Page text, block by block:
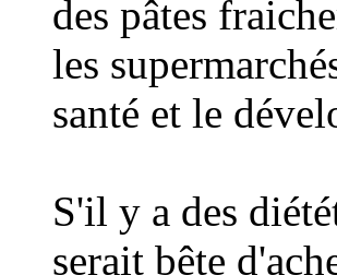
des pâtes
les
santé et le
S'il y a des
serait bête